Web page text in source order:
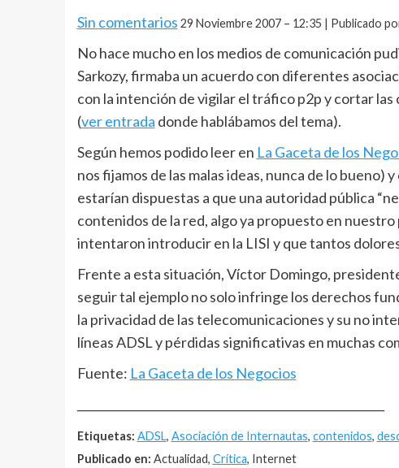
Sin comentarios 29 Noviembre 2007 – 12:35 | Publicado
No hace mucho en los medios de comunicación
Sarkozy, firmaba un acuerdo con diferentes
con la intención de vigilar el tráfico p2p y cortar
(ver entrada donde hablábamos del tema).
Según hemos podido leer en La Gaceta de los
nos fijamos de las malas ideas, nunca de lo bueno)
estarían dispuestas a que una autoridad pública
contenidos de la red, algo ya propuesto en nuestro
intentaron introducir en la LISI y que tantos
Frente a esta situación, Víctor Domingo,
seguir tal ejemplo no solo infringe los derechos
la privacidad de las telecomunicaciones y su no
líneas ADSL y pérdidas significativas en muchas
Fuente: La Gaceta de los Negocios
Etiquetas: ADSL, Asociación de Internautas, contenidos,
Publicado en: Actualidad, Crítica, Internet